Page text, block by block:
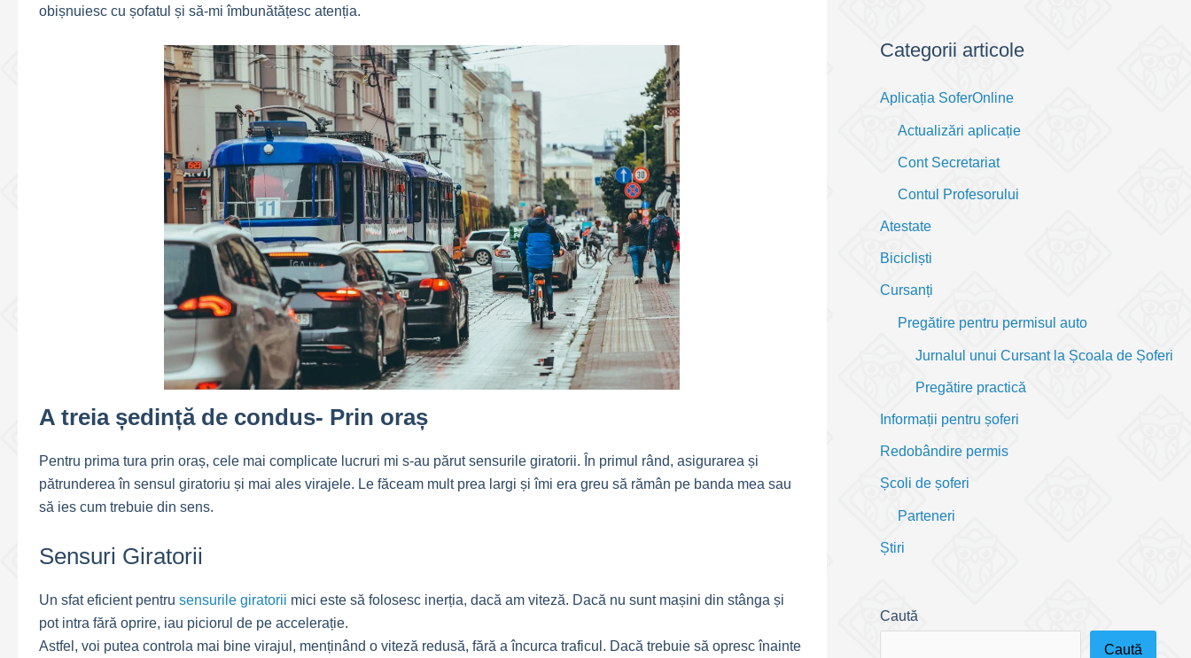
obișnuiesc cu șofatul și să-mi îmbunătățesc atenția.
A treia ședință de condus- Prin oraș
Pentru prima tura prin oraș, cele mai complicate lucruri mi s-au părut sensurile giratorii. În primul rând, asigurarea și
pătrunderea în sensul giratoriu și mai ales virajele. Le făceam mult prea largi și îmi era greu să rămân pe banda mea sau
să ies cum trebuie din sens.
Sensuri Giratorii
Un sfat eficient pentru sensurile giratorii mici este să folosesc inerția, dacă am viteză. Dacă nu sunt mașini din stânga și
pot intra fără oprire, iau piciorul de pe accelerație.
Astfel, voi putea controla mai bine virajul, menținând o viteză redusă, fără a încurca traficul. Dacă trebuie să opresc înainte
Categorii articole
Aplicația SoferOnline
Actualizări aplicație
Cont Secretariat
Contul Profesorului
Atestate
Bicicliști
Cursanți
Pregătire pentru permisul auto
Jurnalul unui Cursant la Școala de Șoferi
Pregătire practică
Informații pentru șoferi
Redobândire permis
Școli de șoferi
Parteneri
Știri
Caută
Caută